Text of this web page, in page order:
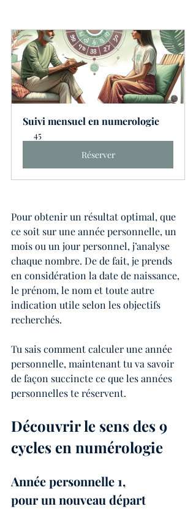
Suivi mensuel en numerologie
45
Réserver
Pour obtenir un résultat optimal, que
ce soit sur une année personnelle, un
mois ou un jour personnel, j’analyse
chaque nombre. De de fait, je prends
en considération la date de naissance,
le prénom, le nom et toute autre
indication utile selon les objectifs
recherchés.
Tu sais comment calculer une année
personnelle, maintenant tu va savoir
de façon succincte ce que les années
personnelles te réservent.
Découvrir le sens des 9
cycles en numérologie
Année personnelle 1,
pour un nouveau départ